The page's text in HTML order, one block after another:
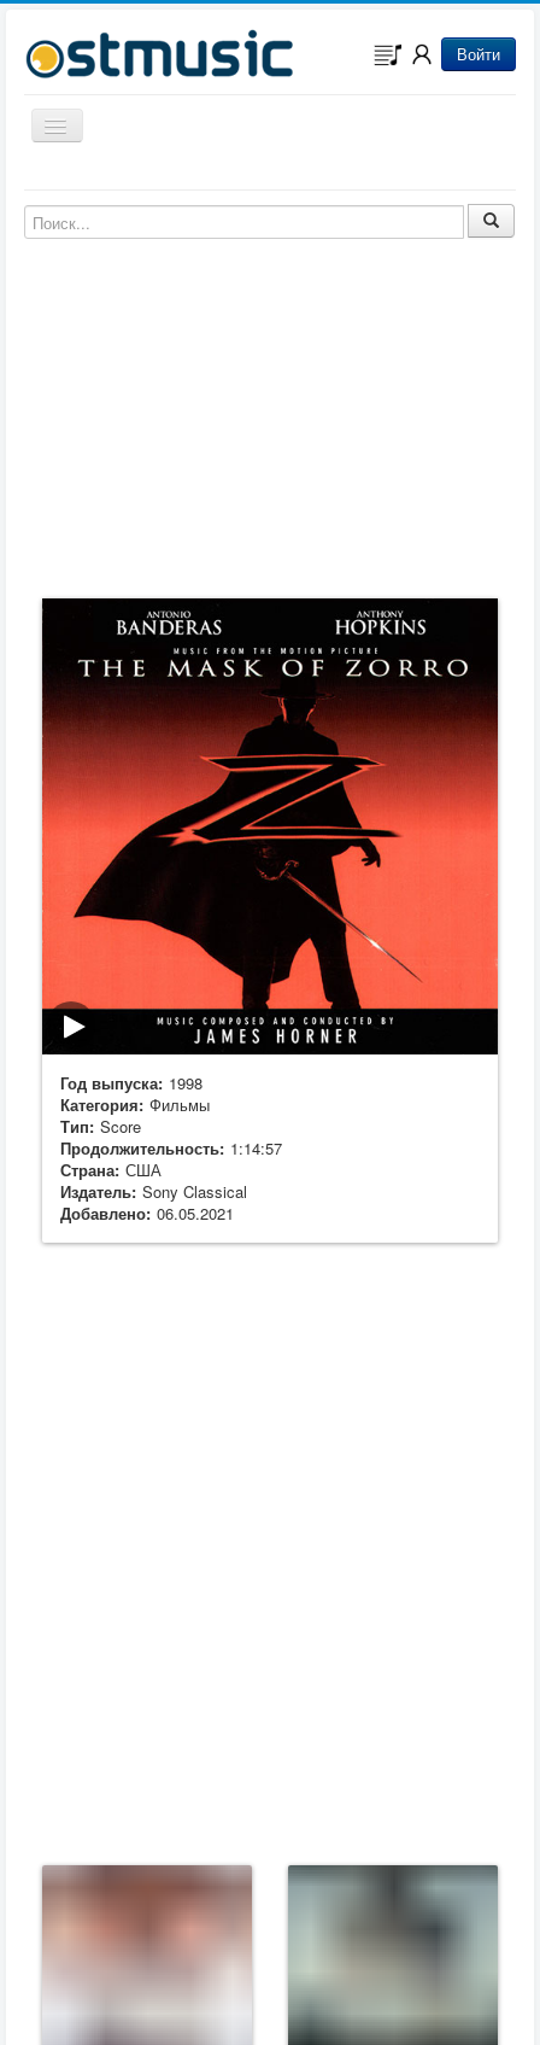
Войти
Включить/выключить навигацию
Музыка из мультфильмов
Музыка из сериалов
Год выпуска: 1998
Категория: Фильмы
Тип: Score
Продолжительность: 1:14:57
Страна: США
Издатель: Sony Classical
Добавлено: 06.05.2021